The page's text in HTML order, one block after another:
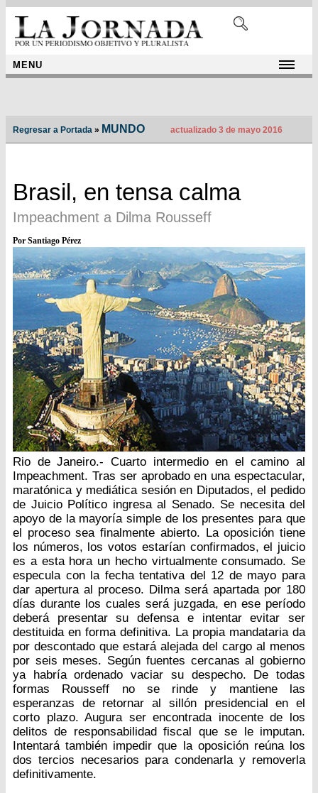
MENU
Regresar a Portada » MUNDO actualizado 3 de mayo 2016
Brasil, en tensa calma
Impeachment a Dilma Rousseff
Por Santiago Pérez
Rio de Janeiro.- Cuarto intermedio en el camino al
Impeachment. Tras ser aprobado en una espectacular,
maratónica y mediática sesión en Diputados, el pedido
de Juicio Político ingresa al Senado. Se necesita del
apoyo de la mayoría simple de los presentes para que
el proceso sea finalmente abierto. La oposición tiene
los números, los votos estarían confirmados, el juicio
es a esta hora un hecho virtualmente consumado. Se
especula con la fecha tentativa del 12 de mayo para
dar apertura al proceso. Dilma será apartada por 180
días durante los cuales será juzgada, en ese período
deberá presentar su defensa e intentar evitar ser
destituida en forma definitiva. La propia mandataria da
por descontado que estará alejada del cargo al menos
por seis meses. Según fuentes cercanas al gobierno
ya habría ordenado vaciar su despecho. De todas
formas Rousseff no se rinde y mantiene las
esperanzas de retornar al sillón presidencial en el
corto plazo. Augura ser encontrada inocente de los
delitos de responsabilidad fiscal que se le imputan.
Intentará también impedir que la oposición reúna los
dos tercios necesarios para condenarla y removerla
definitivamente.